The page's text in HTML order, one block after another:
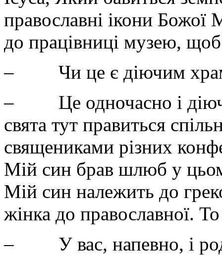
православні ікони Божої
до працівниці музею,
– Чи це є діючим
– Це одночасно і
свята тут правиться
священиками різних
Мій син брав шлюб у
Мій син належить до
жінка до православної.
– У вас, напевно, і